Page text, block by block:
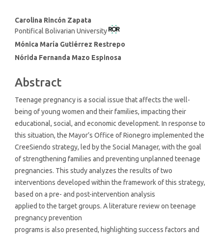
Main
Article
Content
Carolina Rincón Zapata
Pontifical Bolivarian University
Mónica María Gutiérrez Restrepo
Nórida Fernanda Mazo Espinosa
Abstract
Teenage pregnancy is a social issue that affects the well-
being of young women and their families, impacting their
educational, social, and economic development. In response to
this situation, the Mayor’s Office of Rionegro implemented the
CreeSiendo strategy, led by the Social Manager, with the goal
of strengthening families and preventing unplanned teenage
pregnancies. This study analyzes the results of two
interventions developed within the framework of this strategy,
based on a pre- and post-intervention analysis
applied to the target groups. A literature review on teenage
pregnancy prevention
programs is also presented, highlighting success factors and